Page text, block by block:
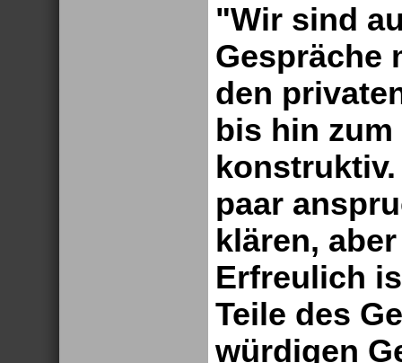
"Wir sind
Gespräche
den
bis hin
paar
klären,
Erfreulich
Teile des
würdigen